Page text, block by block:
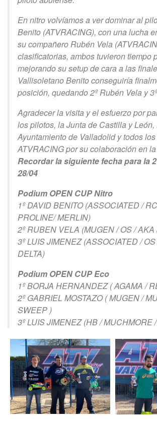
En nitro volvíamos a ver dominar al
Benito (ATVRACING), con una lucha
su compañero Rubén Vela
clasificatorias, ambos tuvieron tiempo
mejorando su setup de cara a las
Vallisoletano Benito conseguiría
posición, quedando 2º Rubén Vela y
Agradecer la visita y el esfuerzo por
los pilotos, la Junta de Castilla y León,
Ayuntamiento de Valladolid y todos
ATVRACING por su colaboración en
Recordar la siguiente fecha para la
28/04
Podium OPEN CUP Nitro
1º DAVID BENITO (ASSOCIATED /
PROLINE/ MERLIN)
2º RUBEN VELA (MUGEN / OS /
3º LUIS JIMENEZ (ASSOCIATED /
DELTA)
Podium OPEN CUP Eco
1º BORJA HERNANDEZ ( AGAMA /
2º GABRIEL MOSTAZO ( MUGEN /
SWEEP )
3º LUIS JIMENEZ (HB / MUCHMORE